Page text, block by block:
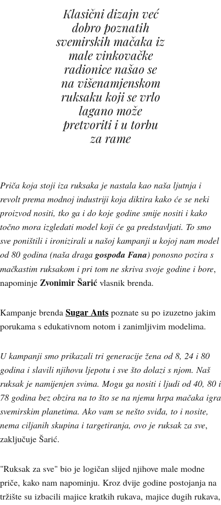
Klasični dizajn već
dobro poznatih
svemirskih mačaka iz
male vinkovačke
radionice našao se
na višenamjenskom
ruksaku koji se vrlo
lagano može
pretvoriti i u torbu
za rame
Priča koja stoji iza ruksaka je nastala kao naša ljutnja i
revolt prema modnoj industriji koja diktira kako će se neki
proizvod nositi, tko ga i do koje godine smije nositi i kako
točno mora izgledati model koji će ga predstavljati. To smo
sve poništili i ironizirali u našoj kampanji u kojoj nam model
od 80 godina (naša draga gospođa Fana) ponosno pozira s
mačkastim ruksakom i pri tom ne skriva svoje godine i bore,
napominje Zvonimir Šarić vlasnik brenda.
Kampanje brenda Sugar Ants poznate su po izuzetno jakim
porukama s edukativnom notom i zanimljivim modelima.
U kampanji smo prikazali tri generacije žena od 8, 24 i 80
godina i slavili njihovu ljepotu i sve što dolazi s njom. Naš
ruksak je namijenjen svima. Mogu ga nositi i ljudi od 40, 80 i
78 godina bez obzira na to što se na njemu hrpa mačaka igra
svemirskim planetima. Ako vam se nešto sviđa, to i nosite,
nema ciljanih skupina i targetiranja, ovo je ruksak za sve,
zaključuje Šarić.
"Ruksak za sve" bio je logičan slijed njihove male modne
priče, kako nam napominju. Kroz dvije godine postojanja na
tržište su izbacili majice kratkih rukava, majice dugih rukava,